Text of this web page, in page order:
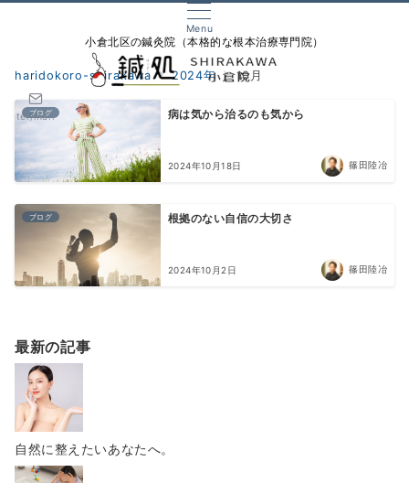
Menu
小倉北区の鍼灸院（本格的な根本治療専門院）
tel/mail
haridokoro-shirakawa 2024年 10月
ブログ 病は気から治るのも気から
2024年10月18日 篠田陸冶
ブログ 根拠のない自信の大切さ
2024年10月2日 篠田陸冶
最新の記事
自然に整えたいあなたへ。